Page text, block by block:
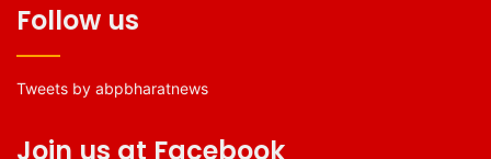
Follow us
Tweets by abpbharatnews
Join us at Facebook